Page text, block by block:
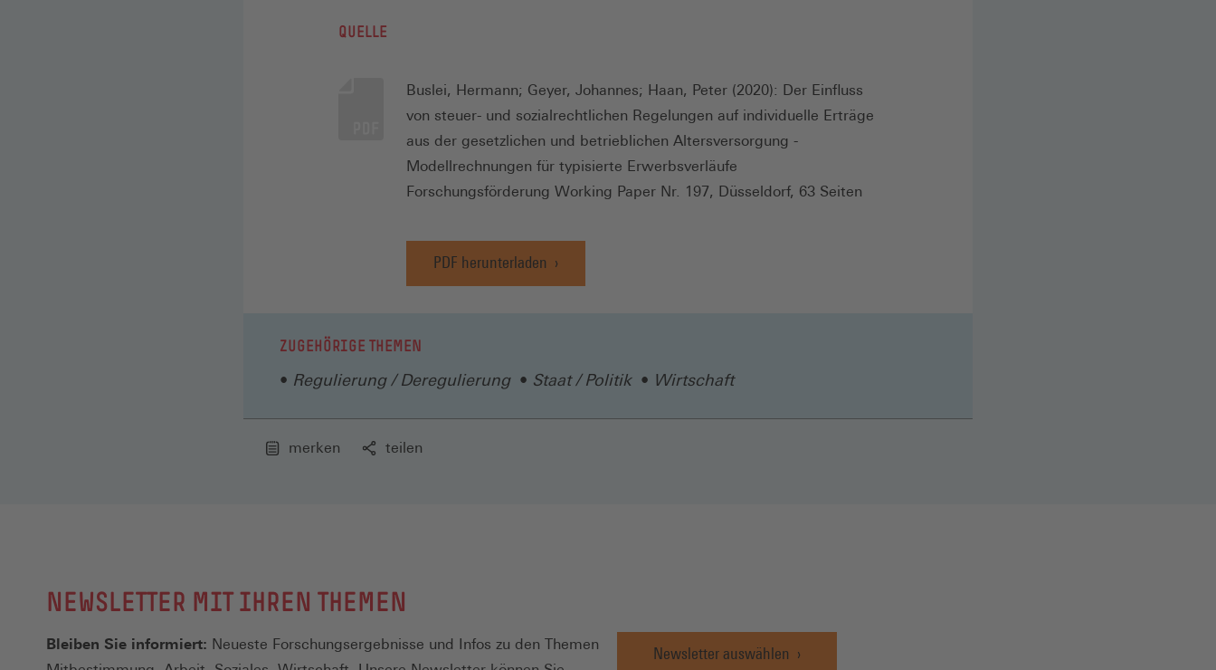
QUELLE
Buslei, Hermann; Geyer, Johannes; Haan, Peter (2020): Der Einfluss
von steuer- und sozialrechtlichen Regelungen auf individuelle Erträge
aus der gesetzlichen und betrieblichen Altersversorgung -
Modellrechnungen für typisierte Erwerbsverläufe
Forschungsförderung Working Paper Nr. 197, Düsseldorf, 63 Seiten
PDF herunterladen
ZUGEHÖRIGE THEMEN
Regulierung / Deregulierung Staat / Politik Wirtschaft
merken teilen
NEWSLETTER MIT IHREN THEMEN
Bleiben Sie informiert: Neueste Forschungsergebnisse und Infos zu den Themen
Newsletter auswählen